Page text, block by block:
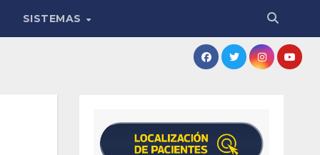
SISTEMAS